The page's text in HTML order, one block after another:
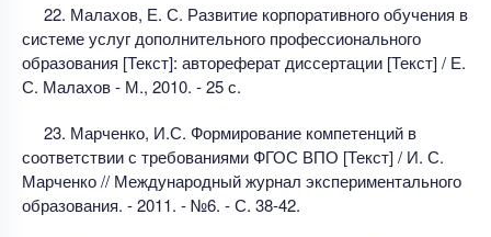
22. Малахов, Е. С. Развитие корпоративного обучения в
системе услуг дополнительного профессионального
образования [Текст]: автореферат диссертации [Текст] / Е.
С. Малахов - М., 2010. - 25 с.
23. Марченко, И.С. Формирование компетенций в
соответствии с требованиями ФГОС ВПО [Текст] / И. С.
Марченко // Международный журнал экспериментального
образования. - 2011. - №6. - С. 38-42.